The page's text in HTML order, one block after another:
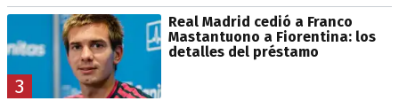
3
Real Madrid cedió a Franco
Mastantuono a Fiorentina: los
detalles del préstamo